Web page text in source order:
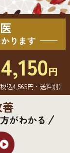
ります
4,150円
税込4,565円・送料別）
がわかる